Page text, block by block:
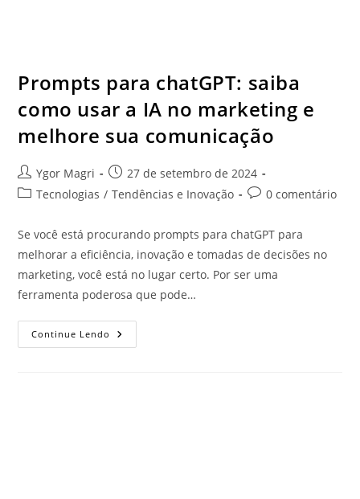
Prompts para chatGPT: saiba
como usar a IA no marketing e
melhore sua comunicação
Ygor Magri
27 de setembro de 2024
Tecnologias / Tendências e Inovação 0 comentário
Se você está procurando prompts para chatGPT para
melhorar a eficiência, inovação e tomadas de decisões no
marketing, você está no lugar certo. Por ser uma
ferramenta poderosa que pode…
Continue Lendo